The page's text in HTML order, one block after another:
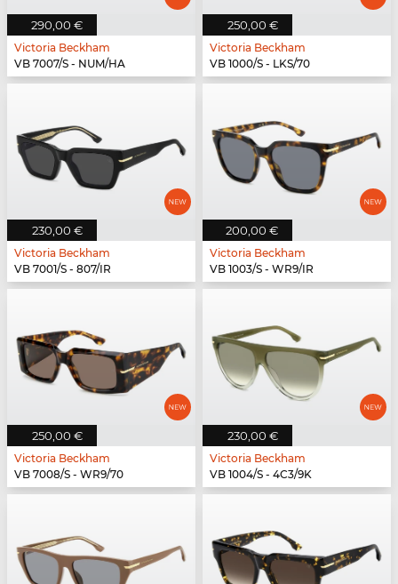
290,00 €
Victoria Beckham
VB 7007/S - NUM/HA
250,00 €
Victoria Beckham
VB 1000/S - LKS/70
230,00 €
Victoria Beckham
VB 7001/S - 807/IR
200,00 €
Victoria Beckham
VB 1003/S - WR9/IR
250,00 €
Victoria Beckham
VB 7008/S - WR9/70
230,00 €
Victoria Beckham
VB 1004/S - 4C3/9K